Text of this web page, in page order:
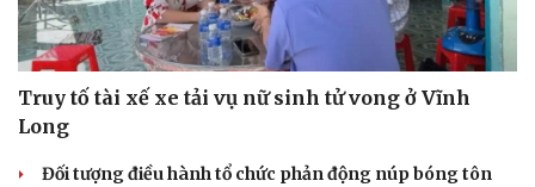
Truy tố tài xế xe tải vụ nữ sinh tử vong ở Vĩnh
Long
Đối tượng điều hành tổ chức phản động núp bóng tôn